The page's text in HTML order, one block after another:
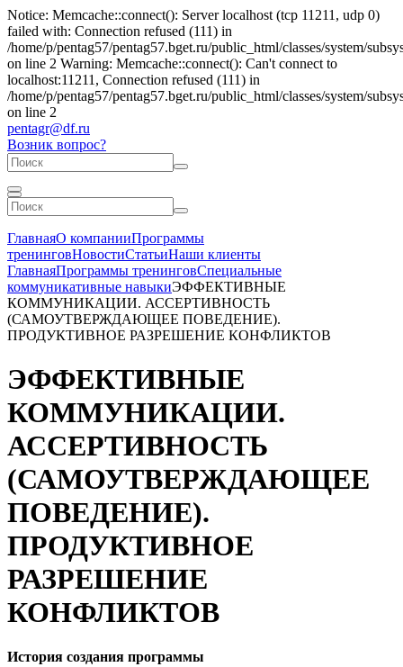
Notice: Memcache::connect(): Server localhost (tcp 11211, udp 0)
failed with: Connection refused (111) in
/home/p/pentag57/pentag57.bget.ru/public_html/classes/system/
on line 2 Warning: Memcache::connect(): Can't connect to
localhost:11211, Connection refused (111) in
/home/p/pentag57/pentag57.bget.ru/public_html/classes/system/
on line 2
pentagr@df.ru
Возник вопрос?
ГлавнаяО компанииПрограммы
тренинговНовостиСтатьиНаши клиенты
ГлавнаяПрограммы тренинговСпециальные
коммуникативные навыкиЭФФЕКТИВНЫЕ
КОММУНИКАЦИИ. АССЕРТИВНОСТЬ
(САМОУТВЕРЖДАЮЩЕЕ ПОВЕДЕНИЕ).
ПРОДУКТИВНОЕ РАЗРЕШЕНИЕ КОНФЛИКТОВ
ЭФФЕКТИВНЫЕ
КОММУНИКАЦИИ.
АССЕРТИВНОСТЬ
(САМОУТВЕРЖДАЮЩЕЕ
ПОВЕДЕНИЕ).
ПРОДУКТИВНОЕ
РАЗРЕШЕНИЕ
КОНФЛИКТОВ
История создания программы